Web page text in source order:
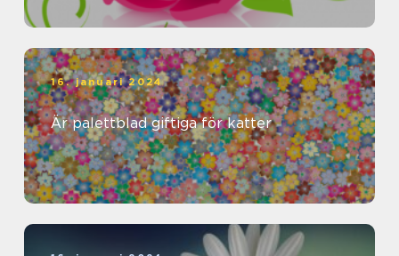
16. januari 2024
Är palettblad giftiga för katter